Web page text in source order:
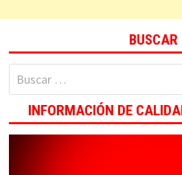
BUSCAR
Buscar:
INFORMACIÓN DE